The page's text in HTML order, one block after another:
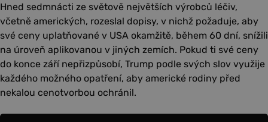
Hned sedmnácti ze světově největších výrobců léčiv,
včetně amerických, rozeslal dopisy, v nichž požaduje, aby
své ceny uplatňované v USA okamžitě, během 60 dní, snížili
na úroveň aplikovanou v jiných zemích. Pokud ti své ceny
do konce září nepřizpůsobí, Trump podle svých slov využije
každého možného opatření, aby americké rodiny před
nekalou cenotvorbou ochránil.